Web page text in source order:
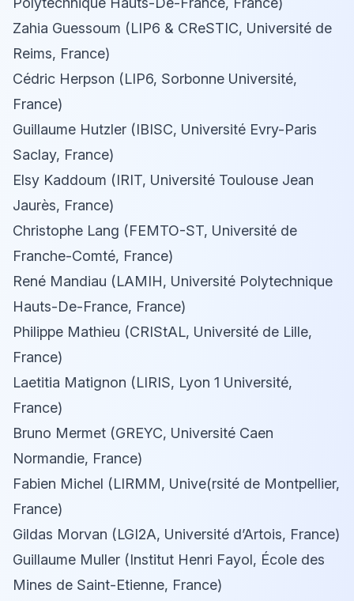
Zahia Guessoum (LIP6 & CReSTIC, Université de
Reims, France)
Cédric Herpson (LIP6, Sorbonne Université,
France)
Guillaume Hutzler (IBISC, Université Evry-Paris
Saclay, France)
Elsy Kaddoum (IRIT, Université Toulouse Jean
Jaurès, France)
Christophe Lang (FEMTO-ST, Université de
Franche-Comté, France)
René Mandiau (LAMIH, Université Polytechnique
Hauts-De-France, France)
Philippe Mathieu (CRIStAL, Université de Lille,
France)
Laetitia Matignon (LIRIS, Lyon 1 Université,
France)
Bruno Mermet (GREYC, Université Caen
Normandie, France)
Fabien Michel (LIRMM, Unive(rsité de Montpellier,
France)
Gildas Morvan (LGI2A, Université d’Artois, France)
Guillaume Muller (Institut Henri Fayol, École des
Mines de Saint-Etienne, France)